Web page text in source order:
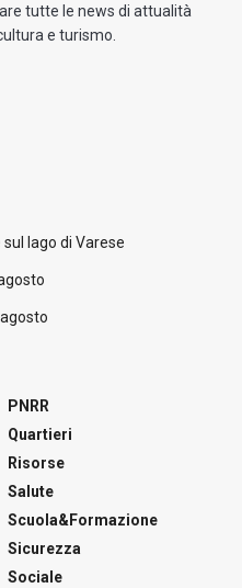
tutte le news di attualità
e turismo.
lago di Varese
PNRR
Quartieri
Risorse
Salute
Scuola&Formazione
Sicurezza
Sociale